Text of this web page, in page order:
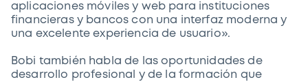
aplicaciones móviles y web para instituciones
financieras y bancos con una interfaz moderna y
una excelente experiencia de usuario».
Bobi también habla de las oportunidades de
desarrollo profesional y de la formación que